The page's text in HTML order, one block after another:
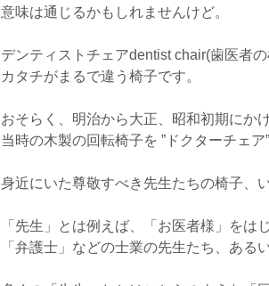
意味は通じるかもしれませんけど。
デンティストチェアdentist chair(歯医者
カタチがまるで違う椅子です。
おそらく、明治から大正、昭和初期にか
当時の木製の回転椅子を ”ドクターチェア
身近にいた尊敬すべき先生たちの椅子、
「先生」とは例えば、「お医者様」をは
「弁護士」などの士業の先生たち、ある